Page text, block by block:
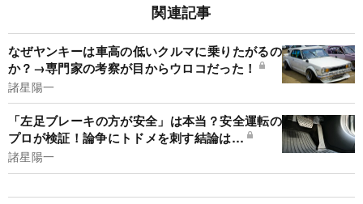
関連記事
なぜヤンキーは車高の低いクルマに乗りたがるの
か？→専門家の考察が目からウロコだった！
諸星陽一
「左足ブレーキの方が安全」は本当？安全運転の
プロが検証！論争にトドメを刺す結論は…
諸星陽一